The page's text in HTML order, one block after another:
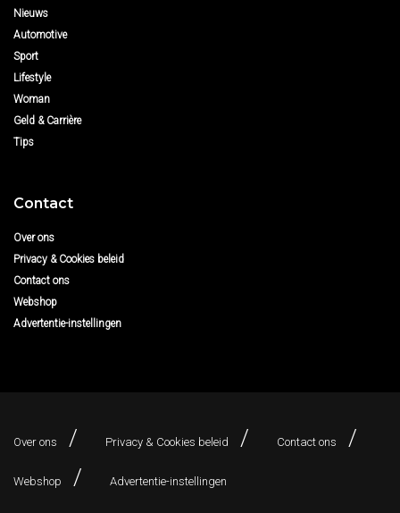
Nieuws
Automotive
Sport
Lifestyle
Woman
Geld & Carrière
Tips
Contact
Over ons
Privacy & Cookies beleid
Contact ons
Webshop
Advertentie-instellingen
Over ons Privacy & Cookies beleid Contact ons
Webshop Advertentie-instellingen